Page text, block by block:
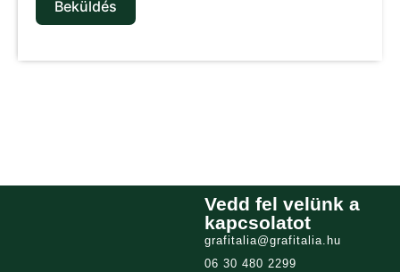
Beküldés
Vedd fel velünk a
kapcsolatot
grafitalia@grafitalia.hu
06 30 480 2299